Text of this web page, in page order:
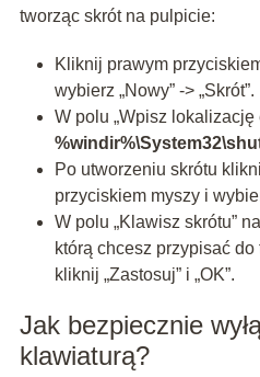
tworząc skrót na pulpicie:
Kliknij prawym
wybierz „Nowy” -> „Skrót”.
W polu „Wpisz lokalizację
Po utworzeniu skrótu
przyciskiem myszy i
W polu „Klawisz skrótu”
którą chcesz przypisać
kliknij „Zastosuj” i „OK”.
Jak bezpiecznie
klawiaturą?